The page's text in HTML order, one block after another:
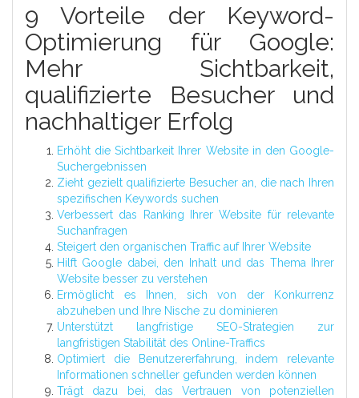
9 Vorteile der Keyword-
Optimierung für Google:
Mehr Sichtbarkeit,
qualifizierte Besucher und
nachhaltiger Erfolg
Erhöht die Sichtbarkeit Ihrer Website in den Google-
Suchergebnissen
Zieht gezielt qualifizierte Besucher an, die nach Ihren
spezifischen Keywords suchen
Verbessert das Ranking Ihrer Website für relevante
Suchanfragen
Steigert den organischen Traffic auf Ihrer Website
Hilft Google dabei, den Inhalt und das Thema Ihrer
Website besser zu verstehen
Ermöglicht es Ihnen, sich von der Konkurrenz
abzuheben und Ihre Nische zu dominieren
Unterstützt langfristige SEO-Strategien zur
langfristigen Stabilität des Online-Traffics
Optimiert die Benutzererfahrung, indem relevante
Informationen schneller gefunden werden können
Trägt dazu bei, das Vertrauen von potenziellen